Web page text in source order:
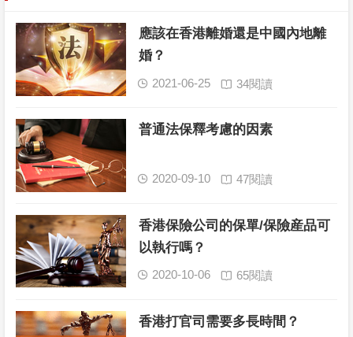
應該在香港離婚還是中國內地離
婚？
 2021-06-25  34閱讀
普通法保釋考慮的因素
 2020-09-10  47閱讀
香港保險公司的保單/保險産品可
以執行嗎？
 2020-10-06  65閱讀
香港打官司需要多長時間？